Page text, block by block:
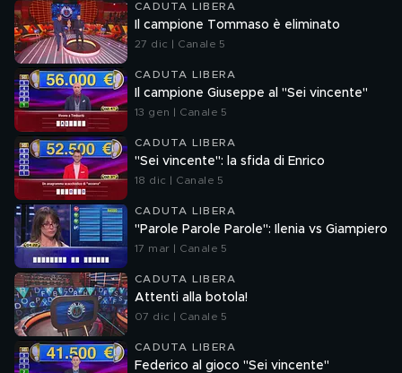
CADUTA LIBERA
Il campione Tommaso è eliminato
27 dic | Canale 5
CADUTA LIBERA
Il campione Giuseppe al "Sei vincente"
13 gen | Canale 5
CADUTA LIBERA
"Sei vincente": la sfida di Enrico
18 dic | Canale 5
CADUTA LIBERA
"Parole Parole Parole": Ilenia vs Giampiero
17 mar | Canale 5
CADUTA LIBERA
Attenti alla botola!
07 dic | Canale 5
CADUTA LIBERA
Federico al gioco "Sei vincente"